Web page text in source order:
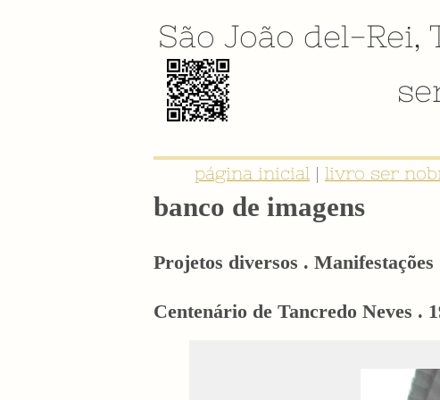
São João del-Rei,
página inicial | livro ser
banco de imagens
Projetos diversos .
Centenário de Tancredo Neves .